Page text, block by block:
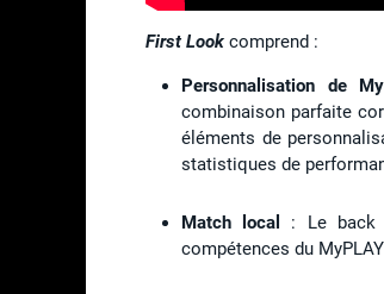
First Look comprend :
Personnalisation de
combinaison parfaite
éléments de
statistiques de
Match local
: Le back
compétences du